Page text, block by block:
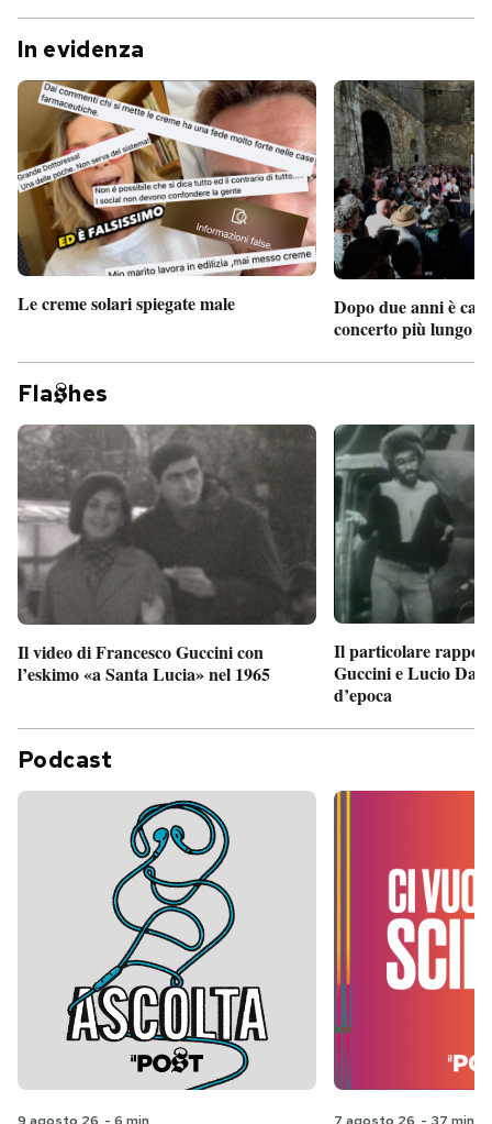
In evidenza
Le creme solari spiegate male
Dopo due anni è
concerto più lungo
Fla hes
Il video di Francesco Guccini con
l’eskimo «a Santa Lucia» nel 1965
Il particolare
Guccini e Lucio
d’epoca
Podcast